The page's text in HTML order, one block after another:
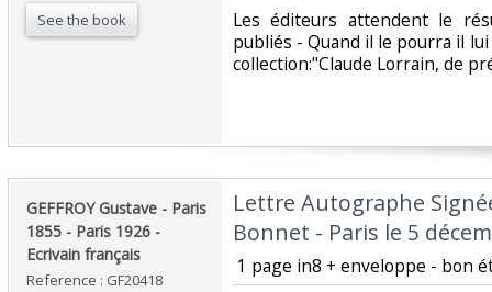
See the book
‎Les éditeurs attendent le
publiés - Quand il le pourra il
collection:"Claude Lorrain, de
‎GEFFROY Gustave - Paris
1855 - Paris 1926 -
Ecrivain français ‎
Reference : GF20418
‎Lettre Autographe
Bonnet - Paris le 5
1 page in8 + enveloppe - bon